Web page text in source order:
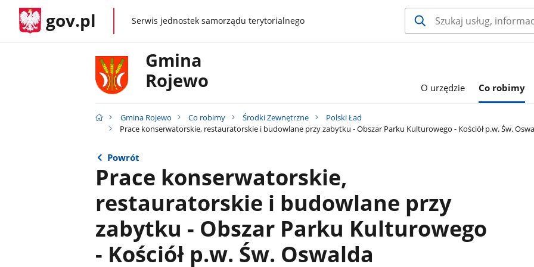
gov.pl gov.plSerwis jednostek samorządu terytorialnego
Gmina
Rojewo
O urzędzie Co robimy
Gmina Rojewo Co robimy Środki Zewnętrzne
Polski Ład
Prace konserwatorskie, restauratorskie i budowlane przy zabytku - Obszar Parku Kulturowego - Kościół p.w. Św.
Powrót
Prace konserwatorskie,
restauratorskie i budowlane przy
zabytku - Obszar Parku Kulturowego
- Kościół p.w. Św. Oswalda